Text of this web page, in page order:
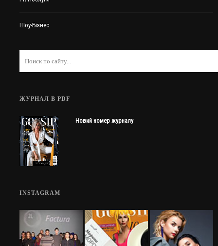
Шоу-Бізнес
ЖУРНАЛ В PDF
Новий номер журналу
INSTAGRAM